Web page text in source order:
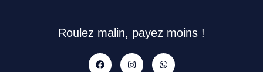
Roulez malin, payez moins !